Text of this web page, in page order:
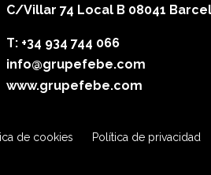
C/Villar 74 Local B 08041
T: +34 934 744 066
info@grupefebe.com
www.grupefebe.com
de cookies Política de privacidad